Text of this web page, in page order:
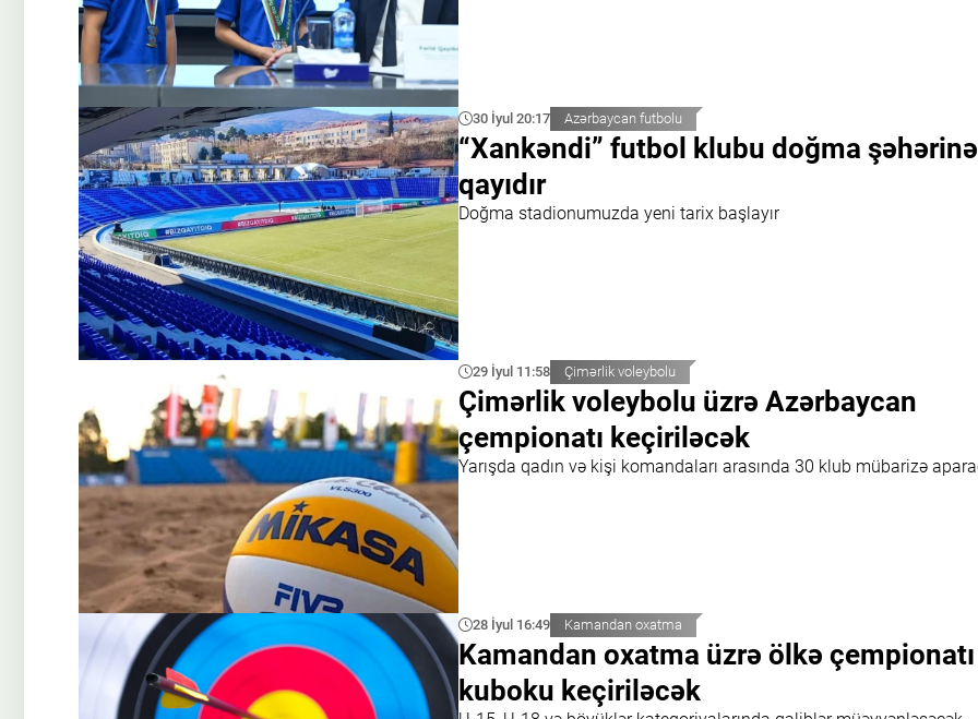
30 İyul 20:17 Azərbaycan futbolu
“Xankəndi” futbol klubu doğma şəhərinə
qayıdır
Doğma stadionumuzda yeni tarix başlayır
29 İyul 11:58 Çimərlik voleybolu
Çimərlik voleybolu üzrə Azərbaycan
çempionatı keçiriləcək
Yarışda qadın və kişi komandaları arasında 30 klub mübarizə
28 İyul 16:49 Kamandan oxatma
Kamandan oxatma üzrə ölkə
kuboku keçiriləcək